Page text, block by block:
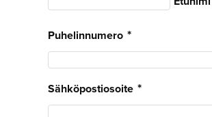
Puhelinnumero
Sähköpostiosoite